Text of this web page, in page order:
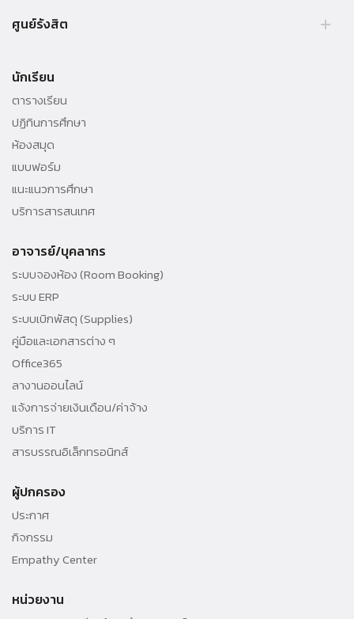
ศูนย์รังสิต
Tel. +66 (0) 564 4440-79
นักเรียน
ตารางเรียน
ปฏิทินการศึกษา
ห้องสมุด
แบบฟอร์ม
แนะแนวการศึกษา
บริการสารสนเทศ
อาจารย์/บุคลากร
ระบบจองห้อง (Room Booking)
ระบบ ERP
ระบบเบิกพัสดุ (Supplies)
คู่มือและเอกสารต่าง ๆ
Office365
ลางานออนไลน์
แจ้งการจ่ายเงินเดือน/ค่าจ้าง
บริการ IT
สารบรรณอิเล็กทรอนิกส์
ผู้ปกครอง
ประกาศ
กิจกรรม
Empathy Center
หน่วยงาน